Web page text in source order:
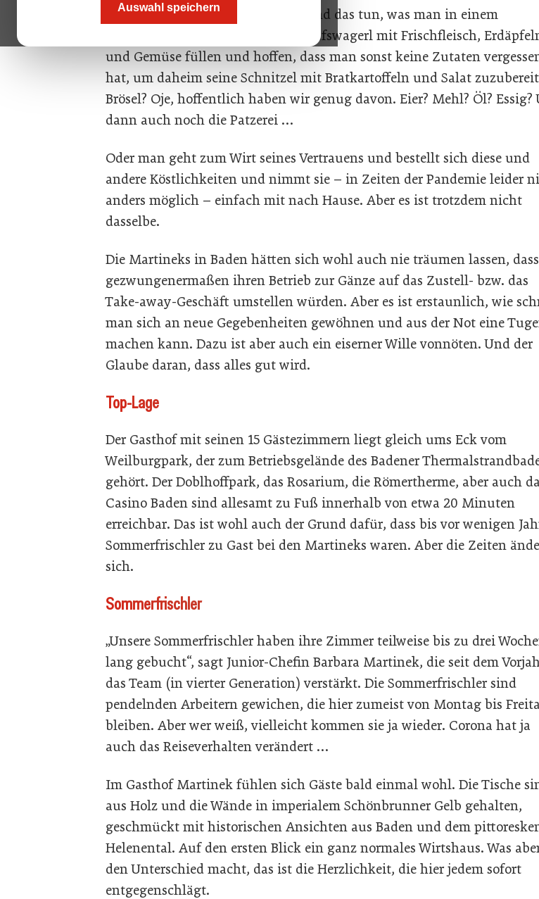
Auswahl speichern
den nächsten Supermarkt gehen und das tun, was man in einem
Supermarkt eben so tut: das Einkaufswagerl mit Frischfleisch,
und Gemüse füllen und hoffen, dass man sonst keine Zutaten
hat, um daheim seine Schnitzel mit Bratkartoffeln und Salat
Brösel? Oje, hoffentlich haben wir genug davon. Eier? Mehl? Öl? Essig?
dann auch noch die Patzerei …
Oder man geht zum Wirt seines Vertrauens und bestellt sich diese und
andere Köstlichkeiten und nimmt sie – in Zeiten der Pandemie leider
anders möglich – einfach mit nach Hause. Aber es ist trotzdem nicht
dasselbe.
Die Martineks in Baden hätten sich wohl auch nie träumen lassen,
gezwungenermaßen ihren Betrieb zur Gänze auf das Zustell- bzw. das
Take-away-Geschäft umstellen würden. Aber es ist erstaunlich, wie
man sich an neue Gegebenheiten gewöhnen und aus der Not eine
machen kann. Dazu ist aber auch ein eiserner Wille vonnöten. Und der
Glaube daran, dass alles gut wird.
Top-Lage
Der Gasthof mit seinen 15 Gästezimmern liegt gleich ums Eck vom
Weilburgpark, der zum Betriebsgelände des Badener
gehört. Der Doblhoffpark, das Rosarium, die Römertherme, aber auch
Casino Baden sind allesamt zu Fuß innerhalb von etwa 20 Minuten
erreichbar. Das ist wohl auch der Grund dafür, dass bis vor wenigen
Sommerfrischler zu Gast bei den Martineks waren. Aber die Zeiten
sich.
Sommerfrischler
„Unsere Sommerfrischler haben ihre Zimmer teilweise bis zu drei
lang gebucht“, sagt Junior-Chefin Barbara Martinek, die seit dem
das Team (in vierter Generation) verstärkt. Die Sommerfrischler sind
pendelnden Arbeitern gewichen, die hier zumeist von Montag bis
bleiben. Aber wer weiß, vielleicht kommen sie ja wieder. Corona hat ja
auch das Reiseverhalten verändert …
Im Gasthof Martinek fühlen sich Gäste bald einmal wohl. Die Tische
aus Holz und die Wände in imperialem Schönbrunner Gelb gehalten,
geschmückt mit historischen Ansichten aus Baden und dem
Helenental. Auf den ersten Blick ein ganz normales Wirtshaus. Was
den Unterschied macht, das ist die Herzlichkeit, die hier jedem sofort
entgegenschlägt.